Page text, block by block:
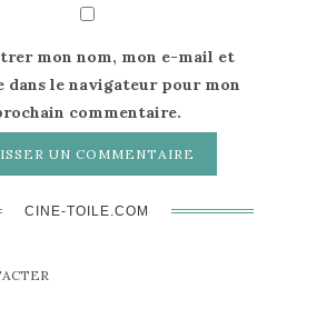
mon nom, mon e-mail et
dans le navigateur pour mon
commentaire.
CINE-TOILE.COM